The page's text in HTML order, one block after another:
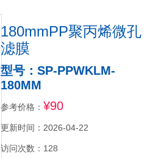
180mmPP聚丙烯微孔
滤膜
型号：SP-PPWKLM-
180MM
参考价格： ¥90
更新时间：2026-04-22
访问次数：128